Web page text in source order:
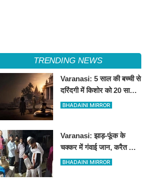
TRENDING NEWS
Varanasi: 5 साल की बच्ची से
दरिंदगी में किशोर को 20 साल
की कठोर कैद, बालिग की तरह
BHADAINI MIRROR
Varanasi: झाड़-फूंक के
चक्कर में गंवाई जान, करैत के
काटने से 3 साल के मासूम की
BHADAINI MIRROR